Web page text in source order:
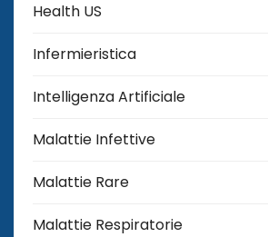
Health US
Infermieristica
Intelligenza Artificiale
Malattie Infettive
Malattie Rare
Malattie Respiratorie